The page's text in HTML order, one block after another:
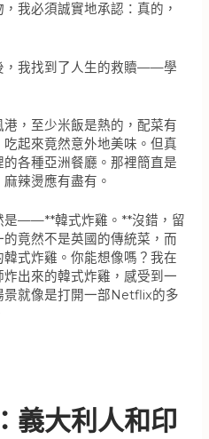
我必須誠實地承認：真的，
，我找到了人生的救贖——學
，至少米飯是熱的，配菜有
起來竟然意外地美味。但真
各種亞洲餐廳。那裡簡直是
辣燙應有盡有。
是——**韓式炸雞。**沒錯，留
竟然不是英國的傳統菜，而
式炸雞。你能想像嗎？我在
出來的韓式炸雞，感受到一
就像是打開一部Netflix的多
義大利人和印